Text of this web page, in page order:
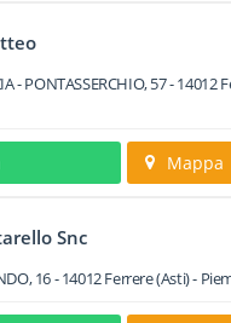
- PONTASSERCHIO, 57-14012
Mappa
Snc
16-14012Ferrere(Asti) -